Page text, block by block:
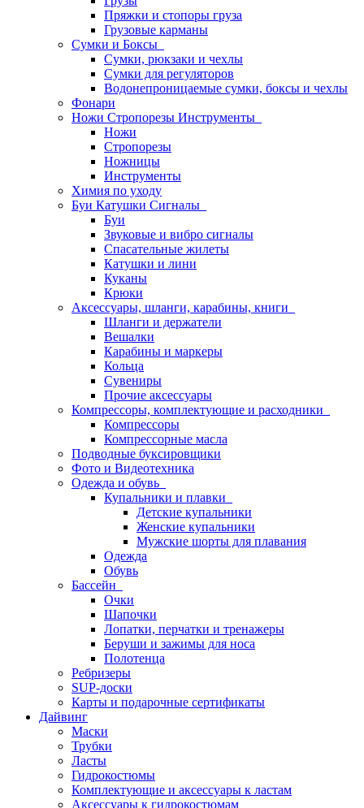
Пряжки и стопоры груза
Грузовые карманы
Сумки и Боксы
Сумки, рюкзаки и чехлы
Сумки для регуляторов
Водонепроницаемые сумки, боксы и чехлы
Фонари
Ножи Стропорезы Инструменты
Ножи
Стропорезы
Ножницы
Инструменты
Химия по уходу
Буи Катушки Сигналы
Буи
Звуковые и вибро сигналы
Спасательные жилеты
Катушки и лини
Куканы
Крюки
Аксессуары, шланги, карабины, книги
Шланги и держатели
Вешалки
Карабины и маркеры
Кольца
Сувениры
Прочие аксессуары
Компрессоры, комплектующие и расходники
Компрессоры
Компрессорные масла
Подводные буксировщики
Фото и Видеотехника
Одежда и обувь
Купальники и плавки
Детские купальники
Женские купальники
Мужские шорты для плавания
Одежда
Обувь
Бассейн
Очки
Шапочки
Лопатки, перчатки и тренажеры
Беруши и зажимы для носа
Полотенца
Ребризеры
SUP-доски
Карты и подарочные сертификаты
Дайвинг
Маски
Трубки
Ласты
Гидрокостюмы
Комплектующие и аксессуары к ластам
Аксессуары к гидрокостюмам